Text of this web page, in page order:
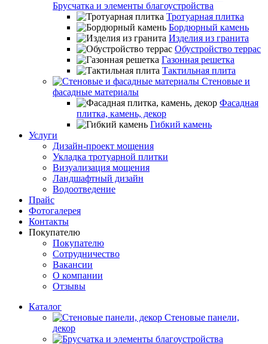
Брусчатка и элементы благоустройства
Тротуарная плитка
Бордюрный камень
Изделия из гранита
Обустройство террас
Газонная решетка
Тактильная плита
Стеновые и
фасадные материалы
Фасадная
плитка, камень, декор
Гибкий камень
Услуги
Дизайн-проект мощения
Укладка тротуарной плитки
Визуализация мощения
Ландшафтный дизайн
Водоотведение
Прайс
Фотогалерея
Контакты
Покупателю
Покупателю
Сотрудничество
Вакансии
О компании
Отзывы
Каталог
Стеновые панели,
декор